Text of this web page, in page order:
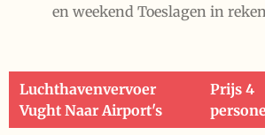
en weekend Toeslagen in
Luchthavenvervoer
Vught Naar Airport's
Prijs 4